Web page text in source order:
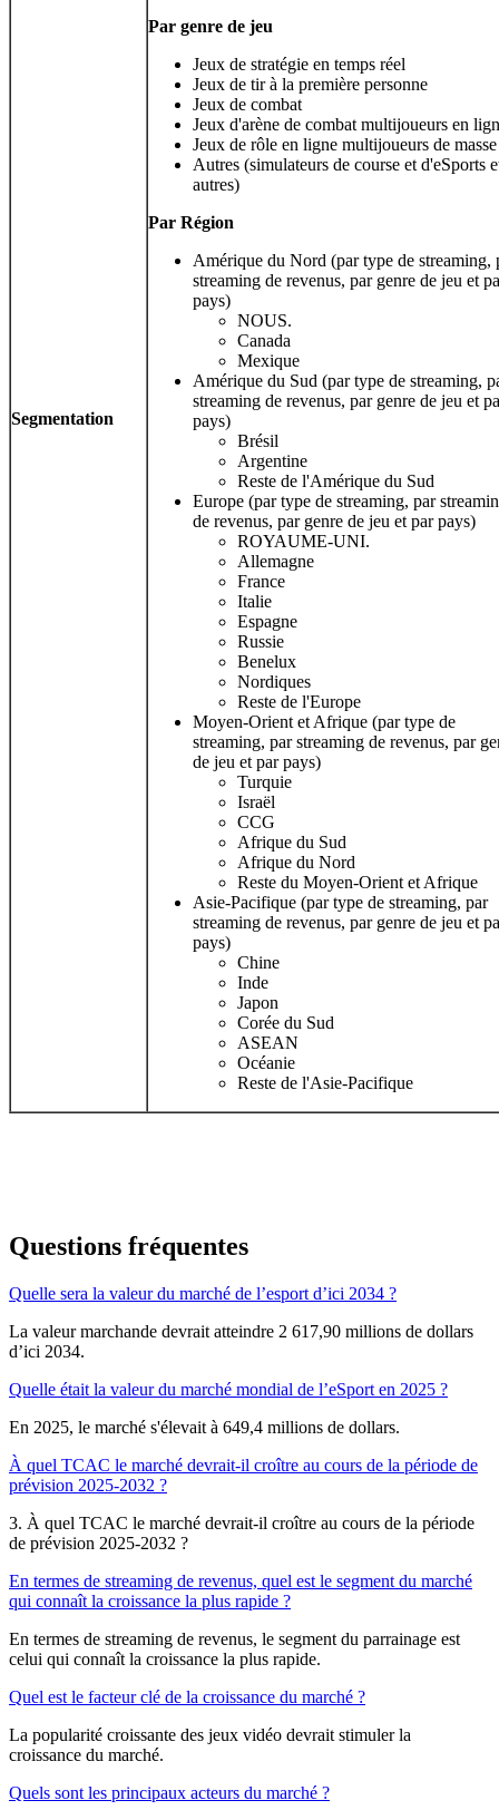
Segmentation
Par genre de jeu
Jeux de stratégie en temps réel
Jeux de tir à la première personne
Jeux de combat
Jeux d'arène de combat multijoueurs en
Jeux de rôle en ligne multijoueurs de masse
Autres (simulateurs de course et d'eSports
autres)
Par Région
Amérique du Nord (par type de streaming,
streaming de revenus, par genre de jeu et
pays)
NOUS.
Canada
Mexique
Amérique du Sud (par type de streaming,
streaming de revenus, par genre de jeu et
pays)
Brésil
Argentine
Reste de l'Amérique du Sud
Europe (par type de streaming, par
de revenus, par genre de jeu et par pays)
ROYAUME-UNI.
Allemagne
France
Italie
Espagne
Russie
Benelux
Nordiques
Reste de l'Europe
Moyen-Orient et Afrique (par type de
streaming, par streaming de revenus, par
de jeu et par pays)
Turquie
Israël
CCG
Afrique du Sud
Afrique du Nord
Reste du Moyen-Orient et Afrique
Asie-Pacifique (par type de streaming, par
streaming de revenus, par genre de jeu et
pays)
Chine
Inde
Japon
Corée du Sud
ASEAN
Océanie
Reste de l'Asie-Pacifique
Questions fréquentes
Quelle sera la valeur du marché de l’esport d’ici 2034 ?
La valeur marchande devrait atteindre 2 617,90 millions de dollars
d’ici 2034.
Quelle était la valeur du marché mondial de l’eSport en 2025 ?
En 2025, le marché s'élevait à 649,4 millions de dollars.
À quel TCAC le marché devrait-il croître au cours de la période de
prévision 2025-2032 ?
3. À quel TCAC le marché devrait-il croître au cours de la période
de prévision 2025-2032 ?
En termes de streaming de revenus, quel est le segment du marché
qui connaît la croissance la plus rapide ?
En termes de streaming de revenus, le segment du parrainage est
celui qui connaît la croissance la plus rapide.
Quel est le facteur clé de la croissance du marché ?
La popularité croissante des jeux vidéo devrait stimuler la
croissance du marché.
Quels sont les principaux acteurs du marché ?